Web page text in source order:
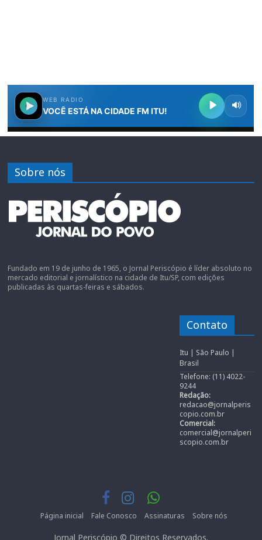
Sobre nós
Fundado em 19 de junho de 1965, o Jornal Periscópio é líder absoluto no
mercado editorial e jornalístico na cidade de Itu/SP, com edições
publicadas às quartas-feiras e sábados.
Contato
Itu | São Paulo |
Brasil
Telefone: (11) 4022-
9244
Redação:
redacao@jornalperis
copio.com.br
Comercial:
comercial@jornalperi
scopio.com.br
Página inicial Fale Conosco Assinaturas Sobre nós
Jornal Periscópio © Direitos Reservados.